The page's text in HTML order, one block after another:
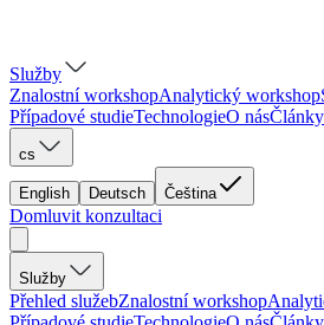
Služby
Znalostní workshopAnalytický workshop
Případové studieTechnologieO násČlánky
cs
English Deutsch Čeština
Domluvit konzultaci
Služby
Přehled služebZnalostní workshop